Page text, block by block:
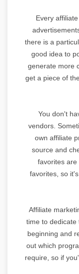
Every
there is a
good idea to
generate more
get a piece of
You don't
vendors.
own affiliate
source and
favorites
favorites, so
Affiliate
time to dedicate
beginning and
out which
require, so if